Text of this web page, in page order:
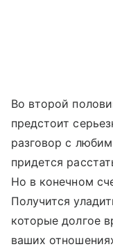
Во второй
предстоит
разговор с
придется
Но в конечном
Получится
которые долгое
ваших